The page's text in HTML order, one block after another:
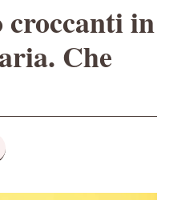
in
Che